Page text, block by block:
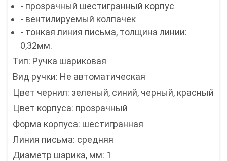
- прозрачный шестигранный корпус
- вентилируемый колпачек
- тонкая линия письма, толщина линии:
0,32мм.
Тип: Ручка шариковая
Вид ручки: Не автоматическая
Цвет чернил: зеленый, синий, черный, красный
Цвет корпуса: прозрачный
Форма корпуса: шестигранная
Линия письма: средняя
Диаметр шарика, мм: 1